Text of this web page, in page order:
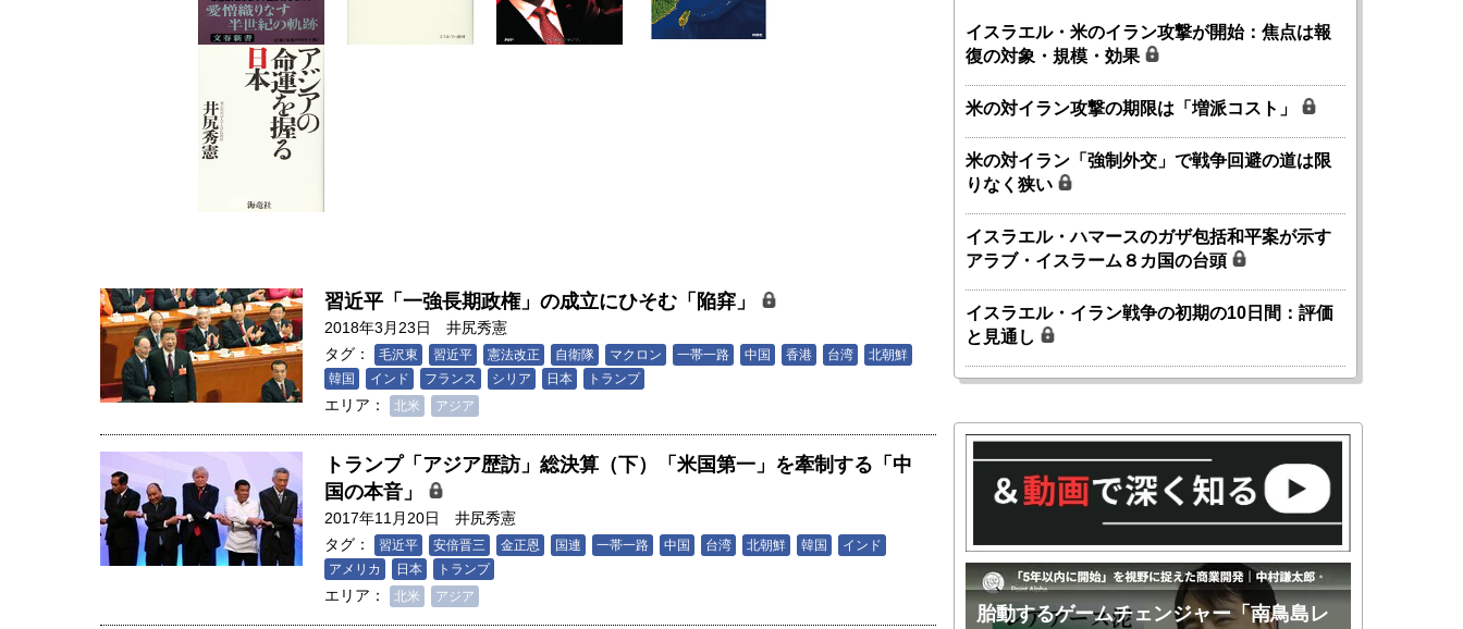
習近平「一強長期政権」の成立にひそむ「陥穽」
2018年3月23日
井尻秀憲
タグ：
毛沢東 習近平 憲法改正 自衛隊 マクロン 一帯一路 中国 香港 台湾
北朝鮮
韓国
インド フランス シリア 日本 トランプ
エリア： 北米 アジア
トランプ「アジア歴訪」総決算（下）「米国第一」を牽制する「中
国の本音」
2017年11月20日
井尻秀憲
タグ：
習近平 安倍晋三 金正恩 国連 一帯一路 中国 台湾 北朝鮮 韓国
インド
アメリカ
日本 トランプ
エリア： 北米 アジア
イスラエル・米のイラン攻撃が開始：焦点は報
復の対象・規模・効果
米の対イラン攻撃の期限は「増派コスト」
米の対イラン「強制外交」で戦争回避の道は限
りなく狭い
イスラエル・ハマースのガザ包括和平案が示す
アラブ・イスラーム８カ国の台頭
イスラエル・イラン戦争の初期の10日間：評価
と見通し
胎動するゲームチェンジャー「南鳥島レ